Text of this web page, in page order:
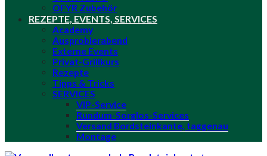
OFYR Zubehör
REZEPTE, EVENTS, SERVICES
Academy
Ausprobierabend
Externe Events
Privat-Grillkurs
Rezepte
Tipps & Tricks
SERVICES
VIP-Service
Rundum-Sorglos-Services
Versand Bordsteinkante, taggenau
Montage